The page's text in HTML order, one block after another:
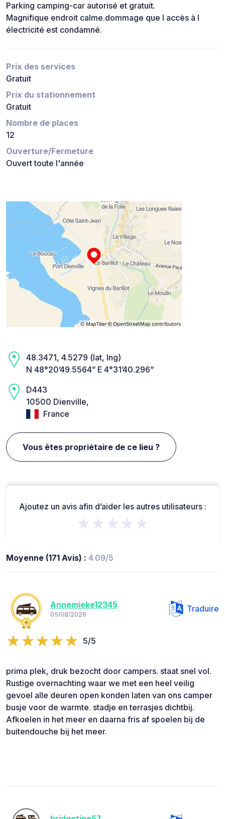
Parking camping-car autorisé et gratuit.
Magnifique endroit calme.dommage que l accès à l
électricité est condamné.
Prix des services
Gratuit
Prix du stationnement
Gratuit
Nombre de places
12
Ouverture/Fermeture
Ouvert toute l'année
48.3471, 4.5279 (lat, lng)
N 48°20’49.5564” E 4°31’40.296”
D443
10500 Dienville,
France
Vous êtes propriétaire de ce lieu ?
Ajoutez un avis afin d’aider les autres utilisateurs :
★★★★★
Moyenne (171 Avis) : 4.09/5
Annemieke12345
05/08/2026
Traduire
5/5
prima plek, druk bezocht door campers. staat snel vol.
Rustige overnachting waar we met een heel veilig
gevoel alle deuren open konden laten van ons camper
busje voor de warmte. stadje en terrasjes dichtbij.
Afkoelen in het meer en daarna fris af spoelen bij de
buitendouche bij het meer.